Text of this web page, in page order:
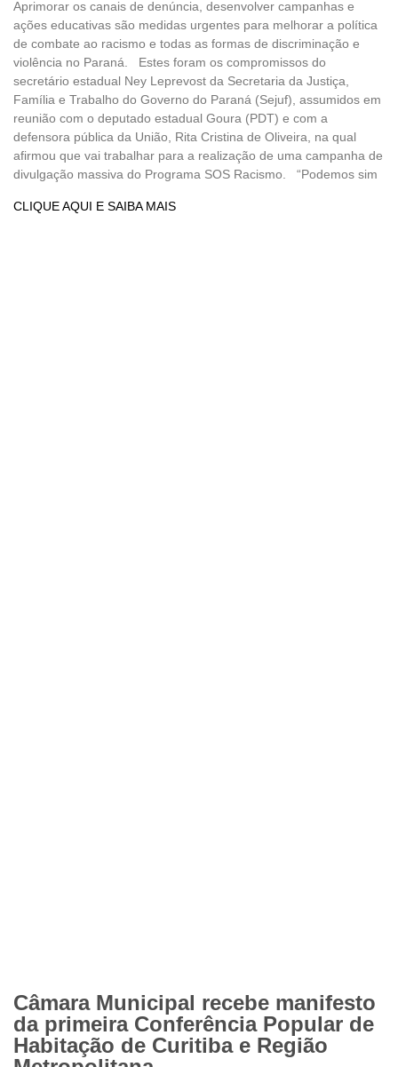
Aprimorar os canais de denúncia, desenvolver campanhas e
ações educativas são medidas urgentes para melhorar a política
de combate ao racismo e todas as formas de discriminação e
violência no Paraná. Estes foram os compromissos do
secretário estadual Ney Leprevost da Secretaria da Justiça,
Família e Trabalho do Governo do Paraná (Sejuf), assumidos em
reunião com o deputado estadual Goura (PDT) e com a
defensora pública da União, Rita Cristina de Oliveira, na qual
afirmou que vai trabalhar para a realização de uma campanha de
divulgação massiva do Programa SOS Racismo. “Podemos sim
CLIQUE AQUI E SAIBA MAIS
Câmara Municipal recebe manifesto
da primeira Conferência Popular de
Habitação de Curitiba e Região